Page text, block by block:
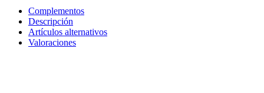
Complementos
Descripción
Artículos alternativos
Valoraciones